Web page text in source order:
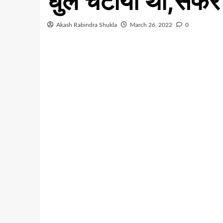
Akash Rabindra Shukla March 26, 2022 0